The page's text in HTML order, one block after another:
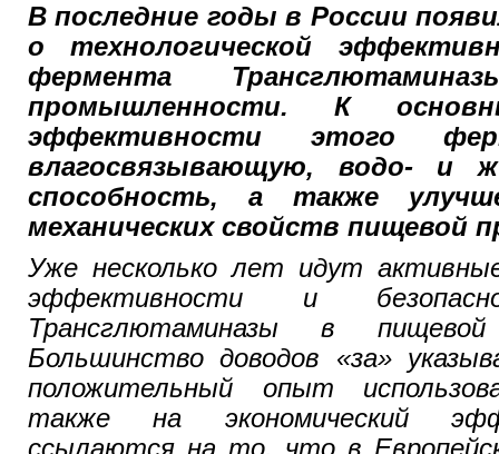
В последние годы в России
о технологической
фермента
промышленности. К
эффективности этого
влагосвязывающую, водо- и
способность, а также
механических свойств пищевой
Уже несколько лет идут
эффективности и
Трансглютаминазы в
Большинство доводов «за»
положительный опыт
также на экономический
ссылаются на то, что в